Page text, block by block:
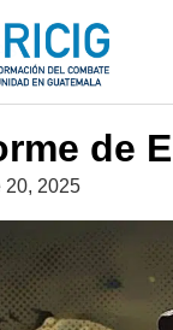
de
20, 2025